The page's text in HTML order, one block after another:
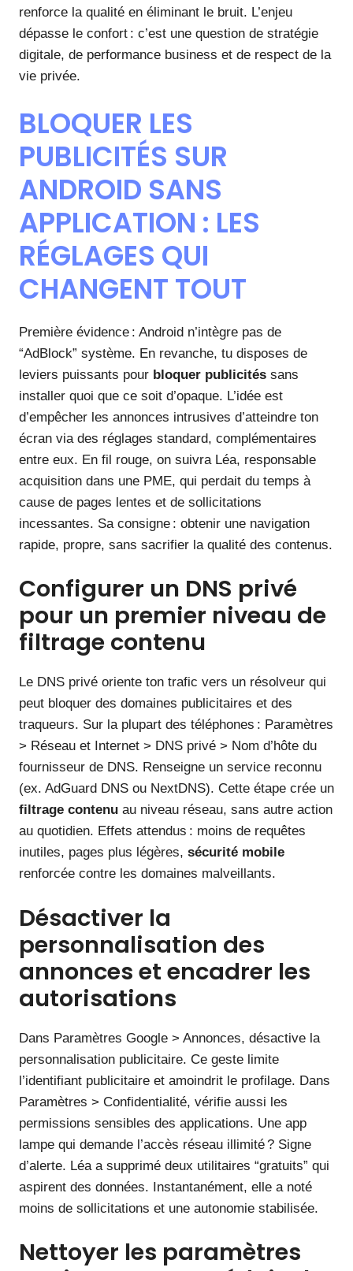
renforce la qualité en éliminant le bruit. L’enjeu
dépasse le confort : c’est une question de stratégie
digitale, de performance business et de respect de la
vie privée.
BLOQUER LES
PUBLICITÉS SUR
ANDROID SANS
APPLICATION : LES
RÉGLAGES QUI
CHANGENT TOUT
Première évidence : Android n’intègre pas de
“AdBlock” système. En revanche, tu disposes de
leviers puissants pour bloquer publicités sans
installer quoi que ce soit d’opaque. L’idée est
d’empêcher les annonces intrusives d’atteindre ton
écran via des réglages standard, complémentaires
entre eux. En fil rouge, on suivra Léa, responsable
acquisition dans une PME, qui perdait du temps à
cause de pages lentes et de sollicitations
incessantes. Sa consigne : obtenir une navigation
rapide, propre, sans sacrifier la qualité des contenus.
Configurer un DNS privé
pour un premier niveau de
filtrage contenu
Le DNS privé oriente ton trafic vers un résolveur qui
peut bloquer des domaines publicitaires et des
traqueurs. Sur la plupart des téléphones : Paramètres
> Réseau et Internet > DNS privé > Nom d’hôte du
fournisseur de DNS. Renseigne un service reconnu
(ex. AdGuard DNS ou NextDNS). Cette étape crée un
filtrage contenu au niveau réseau, sans autre action
au quotidien. Effets attendus : moins de requêtes
inutiles, pages plus légères, sécurité mobile
renforcée contre les domaines malveillants.
Désactiver la
personnalisation des
annonces et encadrer les
autorisations
Dans Paramètres Google > Annonces, désactive la
personnalisation publicitaire. Ce geste limite
l’identifiant publicitaire et amoindrit le profilage. Dans
Paramètres > Confidentialité, vérifie aussi les
permissions sensibles des applications. Une app
lampe qui demande l’accès réseau illimité ? Signe
d’alerte. Léa a supprimé deux utilitaires “gratuits” qui
aspirent des données. Instantanément, elle a noté
moins de sollicitations et une autonomie stabilisée.
Nettoyer les paramètres